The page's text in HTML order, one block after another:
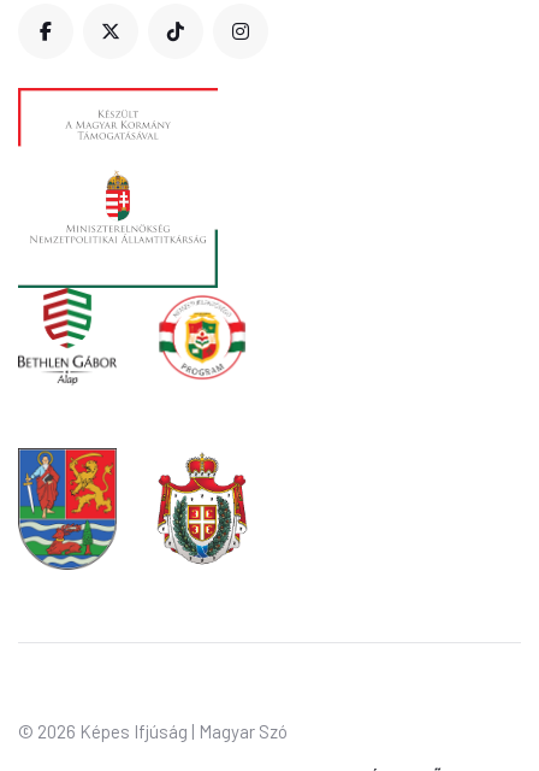
© 2026 Képes Ifjúság | Magyar Szó